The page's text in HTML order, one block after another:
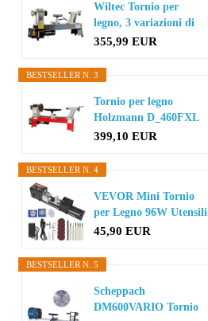
Wiltec Tornio per
legno, 3 variazioni di
velocit...
355,99 EUR
BESTSELLER N. 3
Tornio per legno
Holzmann D_460FXL
399,10 EUR
BESTSELLER N. 4
VEVOR Mini Tornio
per Legno 96W Utensili
Tornio...
45,90 EUR
BESTSELLER N. 5
Scheppach
DM600VARIO Tornio